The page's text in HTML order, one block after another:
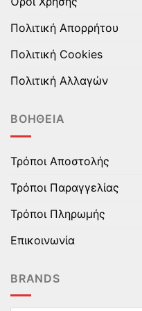
Πολιτική Απορρήτου
Πολιτική Cookies
Πολιτική Αλλαγών
ΒΟΉΘΕΙΑ
Τρόποι Αποστολής
Τρόποι Παραγγελίας
Τρόποι Πληρωμής
Επικοινωνία
BRANDS